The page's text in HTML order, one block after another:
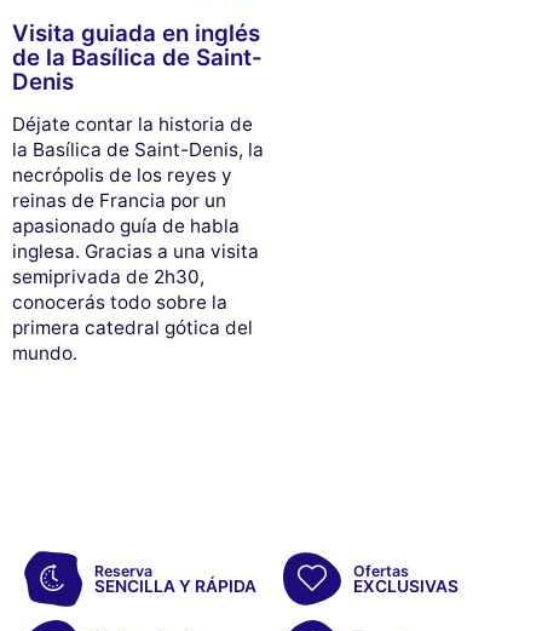
Visita guiada en inglés
de la Basílica de Saint-
Denis
Déjate contar la historia de
la Basílica de Saint-Denis, la
necrópolis de los reyes y
reinas de Francia por un
apasionado guía de habla
inglesa. Gracias a una visita
semiprivada de 2h30,
conocerás todo sobre la
primera catedral gótica del
mundo.
Reserva
SENCILLA Y RÁPIDA
Ofertas
EXCLUSIVAS